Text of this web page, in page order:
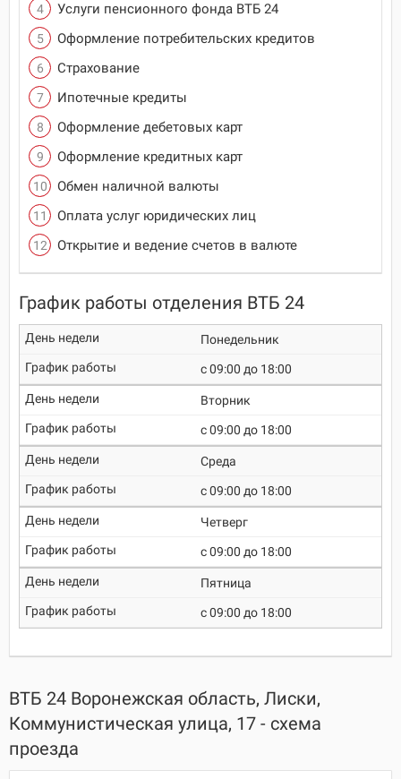
Услуги пенсионного фонда ВТБ 24
Оформление потребительских кредитов
Страхование
Ипотечные кредиты
Оформление дебетовых карт
Оформление кредитных карт
Обмен наличной валюты
Оплата услуг юридических лиц
Открытие и ведение счетов в валюте
График работы отделения ВТБ 24
Понедельник
c 09:00 до 18:00
Вторник
c 09:00 до 18:00
Среда
c 09:00 до 18:00
Четверг
c 09:00 до 18:00
Пятница
c 09:00 до 18:00
ВТБ 24 Воронежская область, Лиски,
Коммунистическая улица, 17 - схема
проезда